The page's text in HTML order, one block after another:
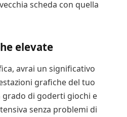
scheda con quella
elevate
avrai un significativo
grafiche del tuo
grado di goderti giochi e
senza problemi di